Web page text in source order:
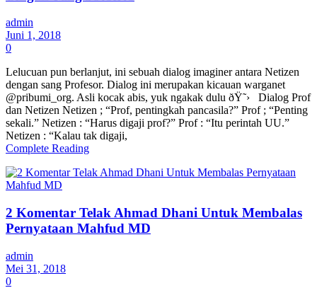
admin
Juni 1, 2018
0
Lelucuan pun berlanjut, ini sebuah dialog imaginer antara Netizen
dengan sang Profesor. Dialog ini merupakan kicauan warganet
@pribumi_org. Asli kocak abis, yuk ngakak dulu ðŸ˜› Dialog Prof
dan Netizen Netizen ; “Prof, pentingkah pancasila?” Prof ; “Penting
sekali.” Netizen : “Harus digaji prof?” Prof : “Itu perintah UU.”
Netizen : “Kalau tak digaji,
Complete Reading
2 Komentar Telak Ahmad Dhani Untuk Membalas
Pernyataan Mahfud MD
admin
Mei 31, 2018
0